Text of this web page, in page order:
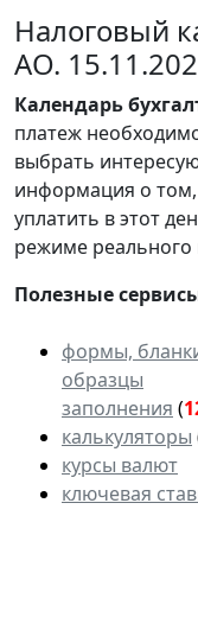
Налоговый
АО.
Календарь
платеж
выбрать
информация о
уплатить в этот
режиме реального
Полезные
формы,
образцы
заполнения (
калькуляторы
курсы валют
ключевая